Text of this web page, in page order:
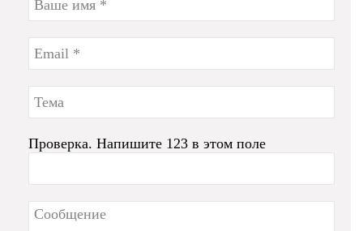
Проверка. Напишите 123 в этом поле